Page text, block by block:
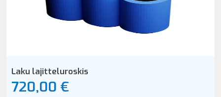
Laku lajitteluroskis
720,00 €